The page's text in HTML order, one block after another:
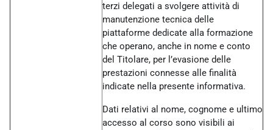
terzi delegati a svolgere attività di
manutenzione tecnica delle
piattaforme dedicate alla formazione
che operano, anche in nome e conto
del Titolare, per l’evasione delle
prestazioni connesse alle finalità
indicate nella presente informativa.
Dati relativi al nome, cognome e ultimo
accesso al corso sono visibili ai